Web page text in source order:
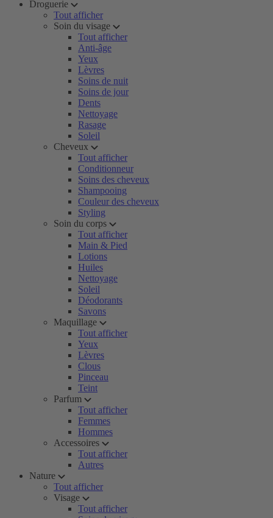
Droguerie
Tout afficher
Soin du visage
Tout afficher
Anti-âge
Yeux
Lèvres
Soins de nuit
Soins de jour
Dents
Nettoyage
Rasage
Soleil
Cheveux
Tout afficher
Conditionneur
Soins des cheveux
Shampooing
Couleur des cheveux
Styling
Soin du corps
Tout afficher
Main & Pied
Lotions
Huiles
Nettoyage
Soleil
Déodorants
Savons
Maquillage
Tout afficher
Yeux
Lèvres
Clous
Pinceau
Teint
Parfum
Tout afficher
Femmes
Hommes
Accessoires
Tout afficher
Autres
Nature
Tout afficher
Visage
Tout afficher